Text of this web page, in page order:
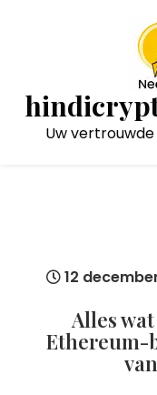
Uw
12
Alles
Ethereum-